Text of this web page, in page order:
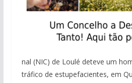
nal (NIC) de Loulé deteve um
tráfico de estupefacientes, em